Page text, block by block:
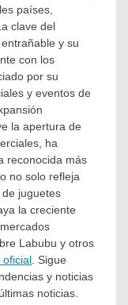
países,
clave del
y su
con los
por su
y eventos de
la apertura de
ha
reconocida más
no solo refleja
juguetes
la creciente
Labubu y otros
oficial . Sigue
y noticias
noticias.